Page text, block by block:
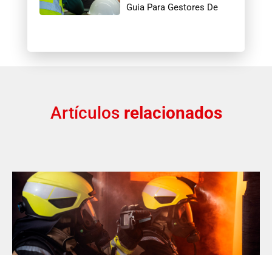
Guia Para Gestores De
Artículos relacionados